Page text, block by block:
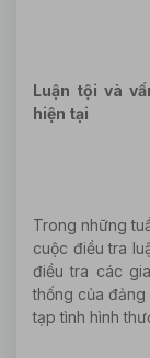
Luận tội và
hiện tại
Trong những
cuộc điều tra
điều tra các
thống của
tạp tình hình